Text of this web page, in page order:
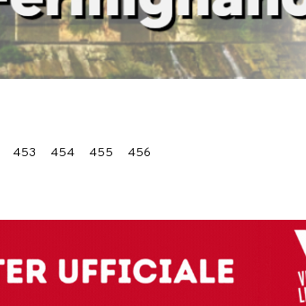
453 454 455 456